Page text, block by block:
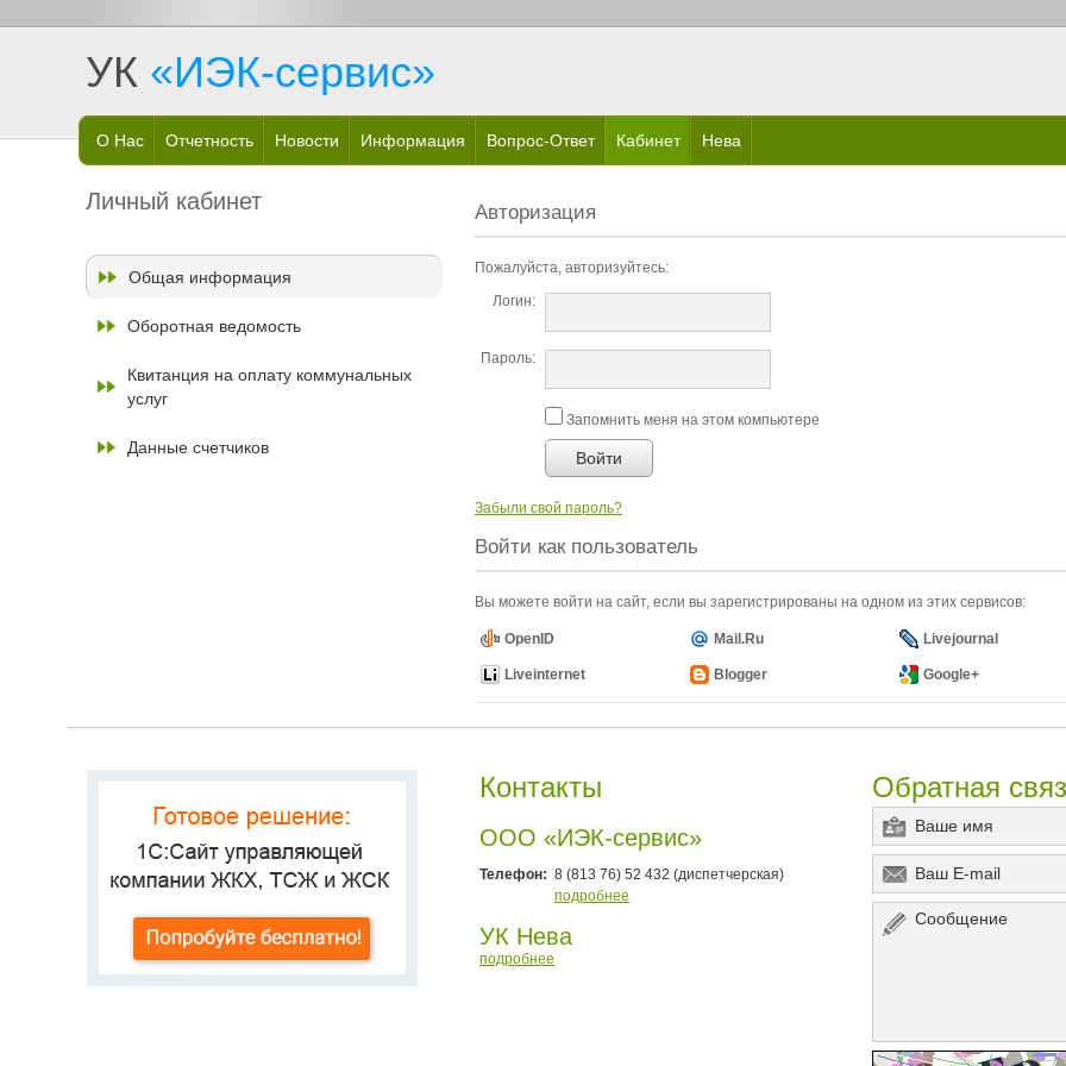
УК «ИЭК-сервис»
О Нас Отчетность Новости Информация Вопрос-Ответ Кабинет Нева
Личный кабинет
Общая информация
Оборотная ведомость
Квитанция на оплату коммунальных
услуг
Данные счетчиков
Авторизация
Пожалуйста, авторизуйтесь:
Логин:
Пароль:
Запомнить меня на этом компьютере
Войти
Забыли свой пароль?
Войти как пользователь
Вы можете войти на сайт, если вы зарегистрированы на одном из этих сервисов:
OpenID Mail.Ru Livejournal
Liveinternet Blogger Google+
Контакты
ООО «ИЭК-сервис»
Телефон: 8 (813 76) 52 432 (диспетчерская)
подробнее
УК Нева
подробнее
Обратная